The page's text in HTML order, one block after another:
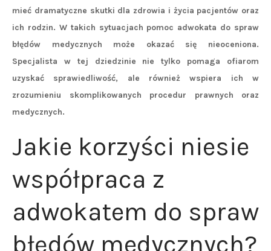
mieć dramatyczne skutki dla zdrowia i życia pacjentów oraz
ich rodzin. W takich sytuacjach pomoc adwokata do spraw
błędów medycznych może okazać się nieoceniona.
Specjalista w tej dziedzinie nie tylko pomaga ofiarom
uzyskać sprawiedliwość, ale również wspiera ich w
zrozumieniu skomplikowanych procedur prawnych oraz
medycznych.
Jakie korzyści niesie
współpraca z
adwokatem do spraw
błędów medycznych?